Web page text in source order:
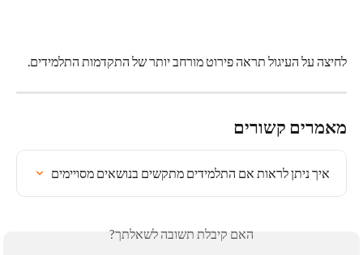
לחיצה על העיגול תראה פירוט מורחב יותר של התקדמות התלמידים.
מאמרים קשורים
איך ניתן לראות אם התלמידים מתקשים בנושאים מסויימים
האם קיבלת תשובה לשאלתך?